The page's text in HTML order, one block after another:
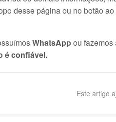
desse página ou no botão
WhatsAppou
é confiável.
Este artigo